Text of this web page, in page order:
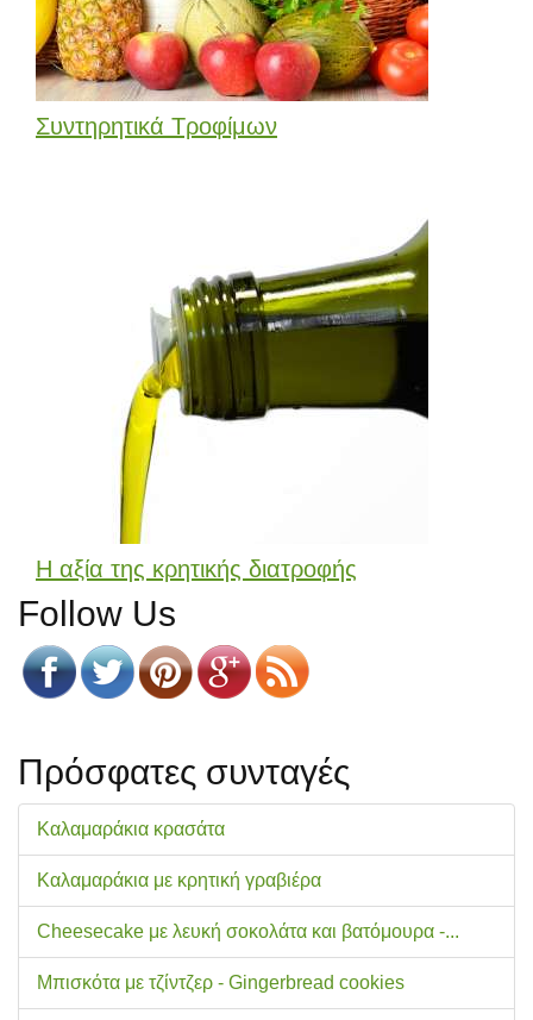
Συντηρητικά Τροφίμων
Η αξία της κρητικής διατροφής
Follow Us
Πρόσφατες συνταγές
Καλαμαράκια κρασάτα
Καλαμαράκια με κρητική γραβιέρα
Cheesecake με λευκή σοκολάτα και βατόμουρα -...
Μπισκότα με τζίντζερ - Gingerbread cookies